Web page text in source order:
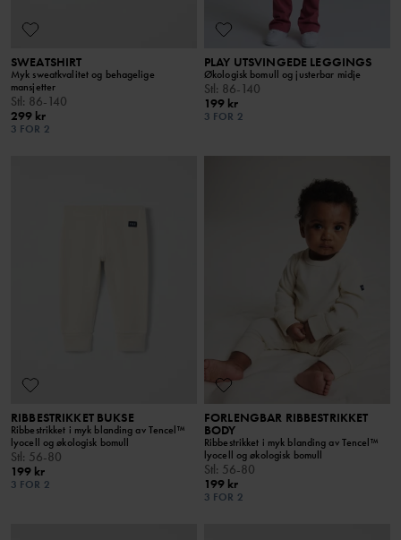
SWEATSHIRT
Myk sweatkvalitet og behagelige
mansjetter
Stl: 86-140
299 kr
3 FOR 2
PLAY UTSVINGEDE LEGGINGS
Økologisk bomull og justerbar midje
Stl: 86-140
199 kr
3 FOR 2
RIBBESTRIKKET BUKSE
Ribbestrikket i myk blanding av Tencel™
lyocell og økologisk bomull
Stl: 56-80
199 kr
3 FOR 2
FORLENGBAR RIBBESTRIKKET
BODY
Ribbestrikket i myk blanding av Tencel™
lyocell og økologisk bomull
Stl: 56-80
199 kr
3 FOR 2